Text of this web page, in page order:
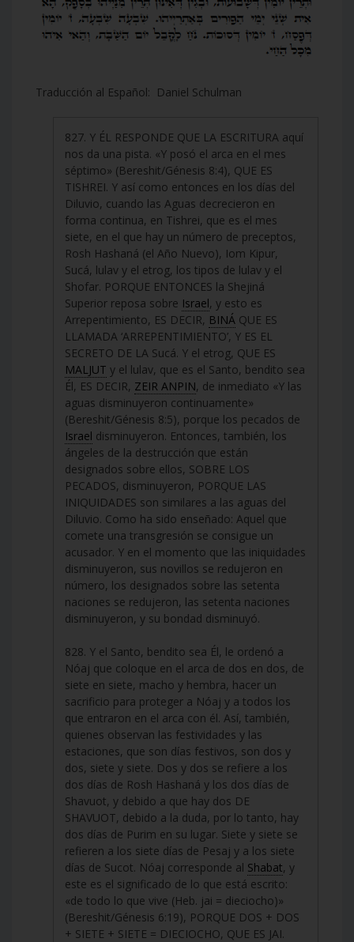
Traducción al Español: Daniel Schulman
827. Y ÉL RESPONDE QUE LA ESCRITURA aquí
nos da una pista. «Y posó el arca en el mes
séptimo» (Bereshit/Génesis 8:4), QUE ES
TISHREI. Y así como entonces en los días del
Diluvio, cuando las Aguas decrecieron en
forma continua, en Tishrei, que es el mes
siete, en el que hay un número de preceptos,
Rosh Hashaná (el Año Nuevo), Iom Kipur,
Sucá, lulav y el etrog, los tipos de lulav y el
Shofar. PORQUE ENTONCES la Shejiná
Superior reposa sobre Israel, y esto es
Arrepentimiento, ES DECIR, BINÁ QUE ES
LLAMADA ‘ARREPENTIMIENTO’, Y ES EL
SECRETO DE LA Sucá. Y el etrog, QUE ES
MALJUT y el lulav, que es el Santo, bendito sea
Él, ES DECIR, ZEIR ANPIN, de inmediato «Y las
aguas disminuyeron continuamente»
(Bereshit/Génesis 8:5), porque los pecados de
Israel disminuyeron. Entonces, también, los
ángeles de la destrucción que están
designados sobre ellos, SOBRE LOS
PECADOS, disminuyeron, PORQUE LAS
INIQUIDADES son similares a las aguas del
Diluvio. Como ha sido enseñado: Aquel que
comete una transgresión se consigue un
acusador. Y en el momento que las iniquidades
disminuyeron, sus novillos se redujeron en
número, los designados sobre las setenta
naciones se redujeron, las setenta naciones
disminuyeron, y su bondad disminuyó.
828. Y el Santo, bendito sea Él, le ordenó a
Nóaj que coloque en el arca de dos en dos, de
siete en siete, macho y hembra, hacer un
sacrificio para proteger a Nóaj y a todos los
que entraron en el arca con él. Así, también,
quienes observan las festividades y las
estaciones, que son días festivos, son dos y
dos, siete y siete. Dos y dos se refiere a los
dos días de Rosh Hashaná y los dos días de
Shavuot, y debido a que hay dos DE
SHAVUOT, debido a la duda, por lo tanto, hay
dos días de Purim en su lugar. Siete y siete se
refieren a los siete días de Pesaj y a los siete
días de Sucot. Nóaj corresponde al Shabat, y
este es el significado de lo que está escrito:
«de todo lo que vive (Heb. jai = dieciocho)»
(Bereshit/Génesis 6:19), PORQUE DOS + DOS
+ SIETE + SIETE = DIECIOCHO, QUE ES JAI.